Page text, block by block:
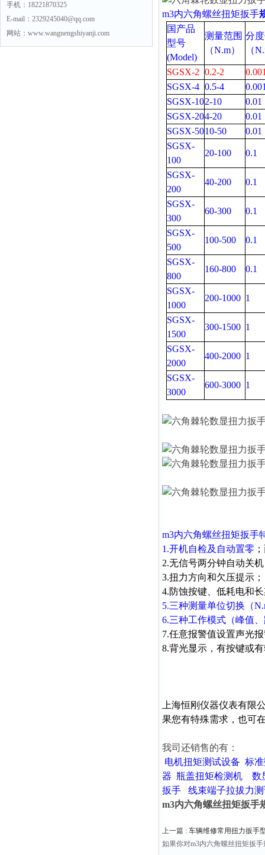
手机：18221870325
E-mail：2329245040@qq.com
网站：www.wangnengshiyanji.com
m3内六角螺丝扭矩扳手
国产品
型号
(Model)
测量范围
（N.m）
分
（
SGSX-2 0.2-2
SGSX-4 0.5-4
SGSX-102-10
0.01
SGSX-204-20
0.01
SGSX-5010-50
0.01
SGSX-
100
20-100 0.1
SGSX-
200
40-200 0.1
SGSX-
300
60-300 0.1
SGSX-
500
100-500 0.1
SGSX-
800
160-800 0.1
SGSX-
1000
200-1000 1
SGSX-
1500
300-1500 1
SGSX-
2000
400-2000 1
SGSX-
3000
600-3000 1
m3内六角螺丝扭矩扳手
1.开机自检及自动置零
2.无信号两分钟自动关
3.扭力方向和欠压提示；
4.防蚀按键、低耗电和
5.三种测量单位切换（
6.三种工作模式（峰值
7.任意报警值设置声光
8.背光显示，有按键或
上海恒刚仪器仪表有限
果您有特殊需求，也可
我司还销售的有：
电机扭矩测试设备 标
器 瓶盖扭矩检测机
数
扳手
线束端子拉拔力
m3内六角螺丝扭矩扳手
上一篇 : 车辆维修常用扭力扳手
如果你对m3内六角螺丝扭矩扳